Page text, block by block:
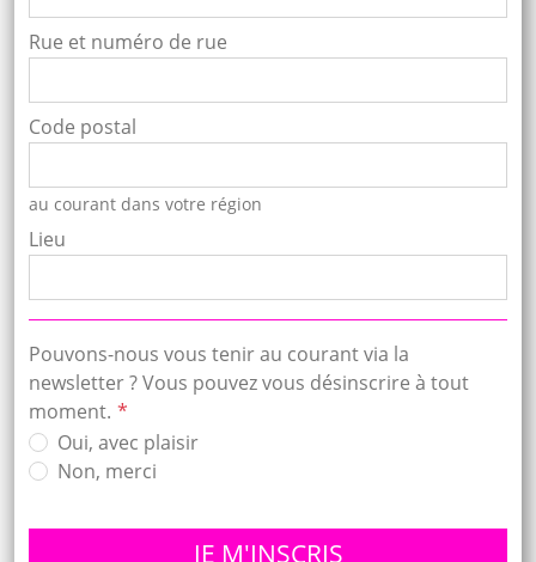
Rue et numéro de rue
Code postal
au courant dans votre région
Lieu
Pouvons-nous vous tenir au courant via la
newsletter ? Vous pouvez vous désinscrire à tout
moment.
Oui, avec plaisir
Non, merci